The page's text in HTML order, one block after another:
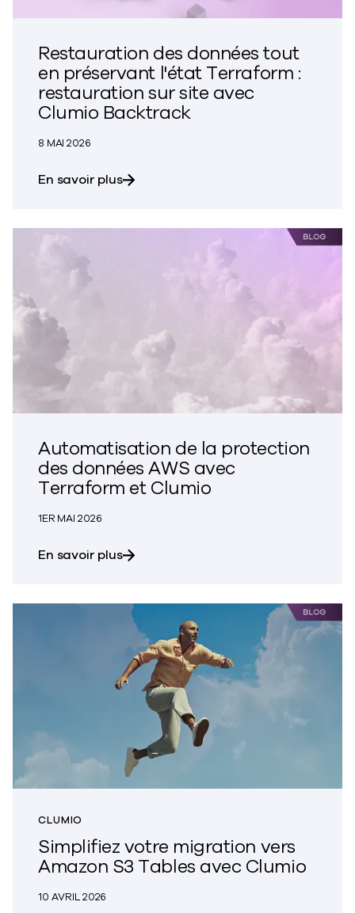
Restauration des données tout
en préservant l'état Terraform :
restauration sur site avec
Clumio Backtrack
8 MAI 2026
En savoir plussur la restauration des données
Automatisation de la protection
des données AWS avec
Terraform et Clumio
1ER MAI 2026
En savoir plussur l'automatisation de la protection
CLUMIO
Simplifiez votre migration vers
Amazon S3 Tables avec Clumio
10 AVRIL 2026